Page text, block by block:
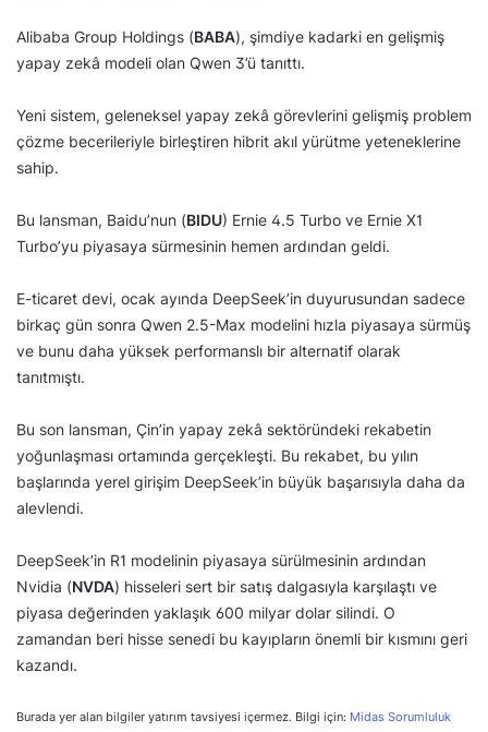
Alibaba Group Holdings (BABA), şimdiye kadarki en gelişmiş
yapay zekâ modeli olan Qwen 3’ü tanıttı.
Yeni sistem, geleneksel yapay zekâ görevlerini gelişmiş problem
çözme becerileriyle birleştiren hibrit akıl yürütme yeteneklerine
sahip.
Bu lansman, Baidu’nun (BIDU) Ernie 4.5 Turbo ve Ernie X1
Turbo’yu piyasaya sürmesinin hemen ardından geldi.
E-ticaret devi, ocak ayında DeepSeek’in duyurusundan sadece
birkaç gün sonra Qwen 2.5-Max modelini hızla piyasaya sürmüş
ve bunu daha yüksek performanslı bir alternatif olarak
tanıtmıştı.
Bu son lansman, Çin’in yapay zekâ sektöründeki rekabetin
yoğunlaşması ortamında gerçekleşti. Bu rekabet, bu yılın
başlarında yerel girişim DeepSeek’in büyük başarısıyla daha da
alevlendi.
DeepSeek’in R1 modelinin piyasaya sürülmesinin ardından
Nvidia (NVDA) hisseleri sert bir satış dalgasıyla karşılaştı ve
piyasa değerinden yaklaşık 600 milyar dolar silindi. O
zamandan beri hisse senedi bu kayıpların önemli bir kısmını geri
kazandı.
Burada yer alan bilgiler yatırım tavsiyesi içermez. Bilgi için: Midas Sorumluluk